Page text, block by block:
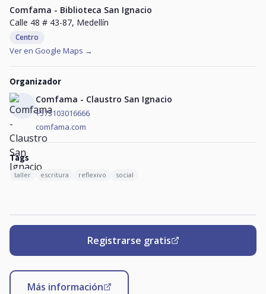
Comfama - Biblioteca San Ignacio
Calle 48 # 43-87, Medellín
Centro
Ver en Google Maps →
Organizador
Comfama - Claustro San Ignacio
+573103016666
comfama.com
Tags
taller escritura reflexivo social
Registrarse gratis
Más información